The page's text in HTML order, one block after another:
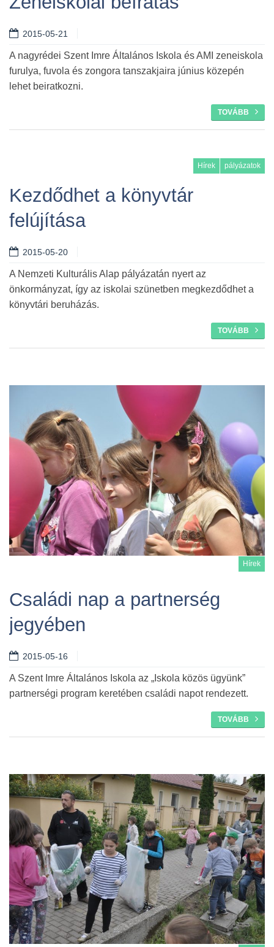
2015-05-21
A nagyrédei Szent Imre Általános Iskola és AMI zeneiskola
furulya, fuvola és zongora tanszakjaira június közepén
lehet beiratkozni.
TOVÁBB
Hírek pályázatok
Kezdődhet a könyvtár
felújítása
2015-05-20
A Nemzeti Kulturális Alap pályázatán nyert az
önkormányzat, így az iskolai szünetben megkezdődhet a
könyvtári beruházás.
TOVÁBB
Hírek
Családi nap a partnerség
jegyében
2015-05-16
A Szent Imre Általános Iskola az „Iskola közös ügyünk”
partnerségi program keretében családi napot rendezett.
TOVÁBB